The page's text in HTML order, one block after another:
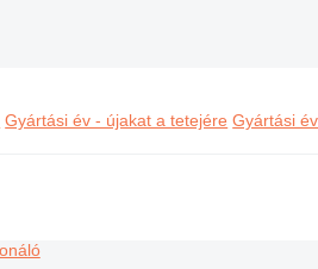
Gyártási év - újakat a tetejére Gyártási